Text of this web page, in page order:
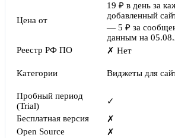
Цена от
19 ₽ в день за
добавленный
— 5 ₽ за
данным на
Реестр РФ ПО ✗ Нет
Категории Виджеты для
Пробный период
(Trial)
✓
Бесплатная версия
✗
Open Source
✗